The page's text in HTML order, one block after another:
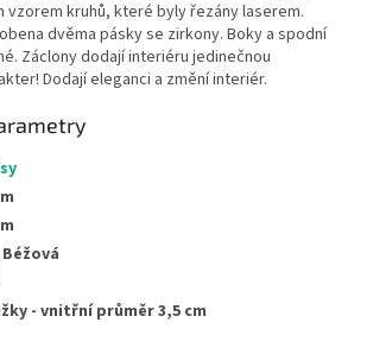
vzorem kruhů, které byly řezány laserem.
dvěma pásky se zirkony. Boky a spodní
Záclony dodají interiéru jedinečnou
Dodají eleganci a změní interiér.
- vnitřní průměr 3,5 cm